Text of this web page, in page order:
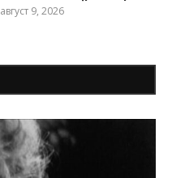
август 9, 2026